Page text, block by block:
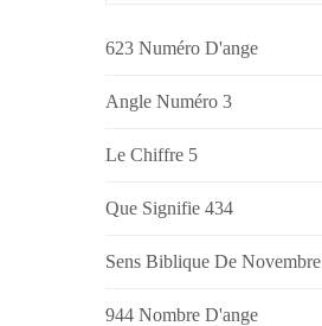
623 Numéro D'ange
Angle Numéro 3
Le Chiffre 5
Que Signifie 434
Sens Biblique De Novembre
944 Nombre D'ange